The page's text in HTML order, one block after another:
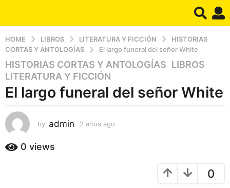
HOME LIBROS LITERATURA Y FICCIÓN
HISTORIAS
CORTAS Y ANTOLOGÍAS
El largo funeral del señor White
2
a
ñ
s
a
o
HISTORIAS CORTAS Y ANTOLOGÍAS ,LIBROS
LITERATURA Y FICCIÓN
El largo funeral del señor White
by admin 2 años ago
0 views
0